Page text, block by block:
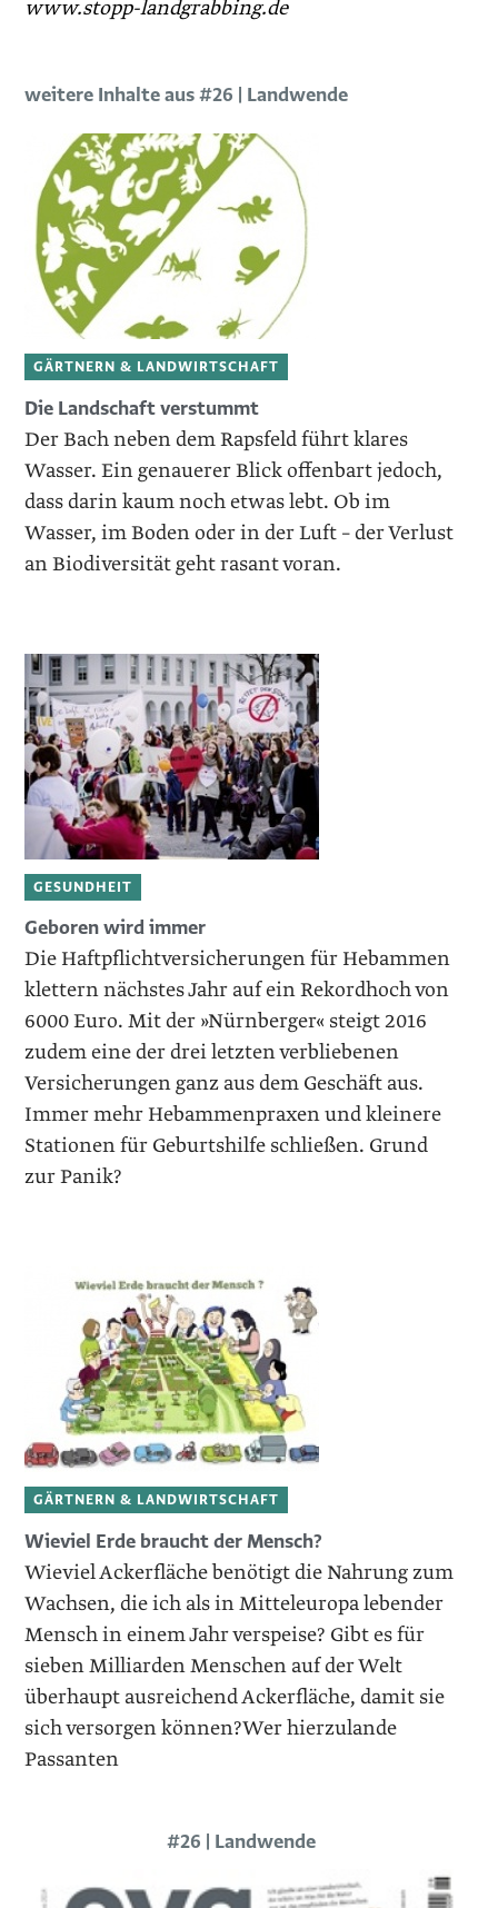
www.stopp-landgrabbing.de
weitere Inhalte aus #26 | Landwende
GÄRTNERN & LANDWIRTSCHAFT
Die Landschaft verstummt
Der Bach neben dem Rapsfeld führt klares
Wasser. Ein genauerer Blick offenbart jedoch,
dass darin kaum noch etwas lebt. Ob im
Wasser, im Boden oder in der Luft – der Verlust
an Biodiversität geht rasant voran.
GESUNDHEIT
Geboren wird immer
Die Haftpflichtversicherungen für Hebammen
klettern nächstes Jahr auf ein Rekordhoch von
6000 Euro. Mit der »Nürnberger« steigt 2016
zudem eine der drei letzten verbliebenen
Versicherungen ganz aus dem Geschäft aus.
Immer mehr Hebammenpraxen und kleinere
Stationen für Geburtshilfe schließen. Grund
zur Panik?
GÄRTNERN & LANDWIRTSCHAFT
Wieviel Erde braucht der Mensch?
Wieviel Ackerfläche benötigt die Nahrung zum
Wachsen, die ich als in Mitteleuropa lebender
Mensch in einem Jahr verspeise? Gibt es für
sieben Milliarden Menschen auf der Welt
überhaupt ausreichend Ackerfläche, damit sie
sich versorgen können?Wer hierzulande
Passanten
#26 | Landwende